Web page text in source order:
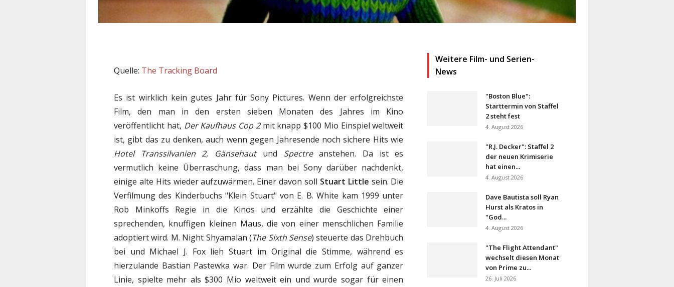
Quelle: The Tracking Board
Es ist wirklich kein gutes Jahr für Sony Pictures. Wenn der erfolgreichste
Film, den man in den ersten sieben Monaten des Jahres im Kino
veröffentlicht hat, Der Kaufhaus Cop 2mit knapp $100 Mio Einspiel weltweit
ist, gibt das zu denken, auch wenn gegen Jahresende noch sichere Hits wie
Hotel Transsilvanien 2, Gänsehautund Spectreanstehen. Da ist es
vermutlich keine Überraschung, dass man bei Sony darüber nachdenkt,
einige alte Hits wieder aufzuwärmen. Einer davon soll Stuart Little sein. Die
Verfilmung des Kinderbuchs "Klein Stuart" von E. B. White kam 1999 unter
Rob Minkoffs Regie in die Kinos und erzählte die Geschichte einer
sprechenden, knuffigen kleinen Maus, die von einer menschlichen Familie
adoptiert wird. M. Night Shyamalan (The Sixth Sense) steuerte das Drehbuch
bei und Michael J. Fox lieh Stuart im Original die Stimme, während es
hierzulande Bastian Pastewka war. Der Film wurde zum Erfolg auf ganzer
Linie, spielte mehr als $300 Mio weltweit ein und wurde sogar für einen
Weitere Film- und Serien-
News
"Boston Blue":
Starttermin von Staffel
2 steht fest
4. August 2026
"R.J. Decker": Staffel 2
der neuen Krimiserie
hat einen...
4. August 2026
Dave Bautista soll Ryan
Hurst als Kratos in
"God...
4. August 2026
"The Flight Attendant"
wechselt diesen Monat
von Prime zu...
26. Juli 2026